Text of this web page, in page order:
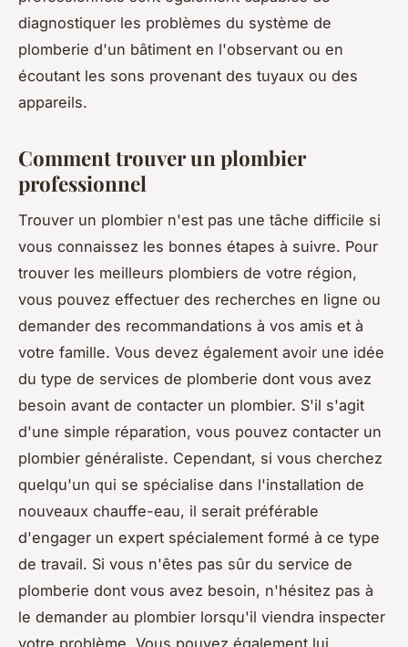
diagnostiquer les problèmes du système de
plomberie d'un bâtiment en l'observant ou en
écoutant les sons provenant des tuyaux ou des
appareils.
Comment trouver un plombier
professionnel
Trouver un plombier n'est pas une tâche difficile si
vous connaissez les bonnes étapes à suivre. Pour
trouver les meilleurs plombiers de votre région,
vous pouvez effectuer des recherches en ligne ou
demander des recommandations à vos amis et à
votre famille. Vous devez également avoir une idée
du type de services de plomberie dont vous avez
besoin avant de contacter un plombier. S'il s'agit
d'une simple réparation, vous pouvez contacter un
plombier généraliste. Cependant, si vous cherchez
quelqu'un qui se spécialise dans l'installation de
nouveaux chauffe-eau, il serait préférable
d'engager un expert spécialement formé à ce type
de travail. Si vous n'êtes pas sûr du service de
plomberie dont vous avez besoin, n'hésitez pas à
le demander au plombier lorsqu'il viendra inspecter